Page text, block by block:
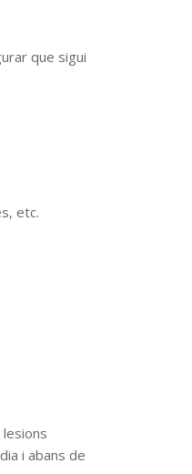
que sigui
etc.
i abans de